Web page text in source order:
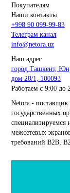
Покупателям
Наши контакты
+998 90 099-99-83
Телеграм канал
info@netora.uz
Наш адрес
город Ташкент,
дом 28/1, 100093
Работаем с 9:00 до
Netora - поставщик
государственных
специализируемся
межсетевых
требований B2B,